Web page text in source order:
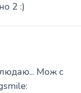
2 :)
Мож с